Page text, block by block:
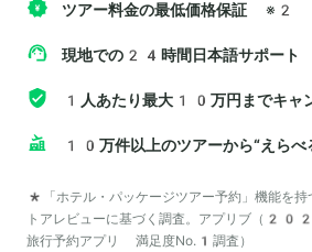
ツアー料金の最低価格保証 ※2
現地での24時間日本語サポート
1人あたり最大10万円までキャ
10万件以上のツアーから“えらべ
*「ホテル・パッケージツアー予約」機能を持
トアレビューに基づく調査。アプリブ
旅行予約アプリ 満足度No.1調査）